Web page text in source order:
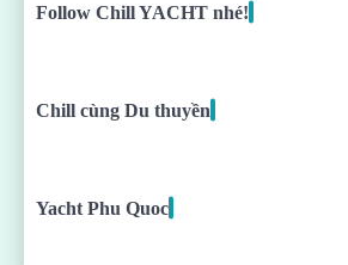
Follow Chill YACHT nhé!
Chill cùng Du thuyền
Yacht Phu Quoc